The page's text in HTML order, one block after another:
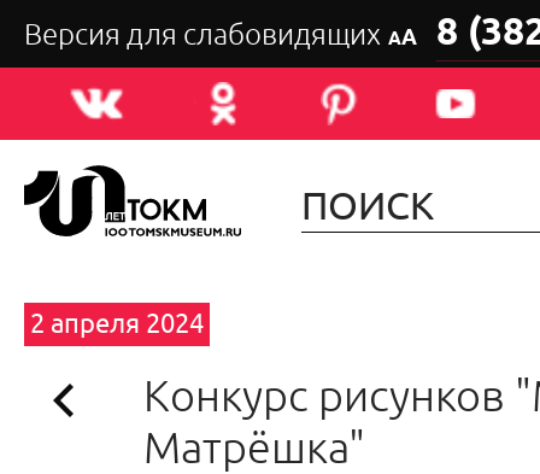
Версия для слабовидящих АА 8
2 апреля 2024
Конкурс рисунков
Матрёшка"